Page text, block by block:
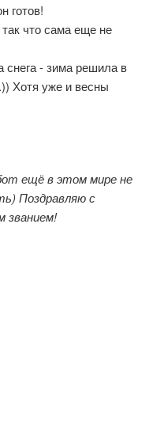
готов!
что сама еще не
снега - зима решила в
Хотя уже и весны
ещё в этом мире не
Поздравляю с
званием!